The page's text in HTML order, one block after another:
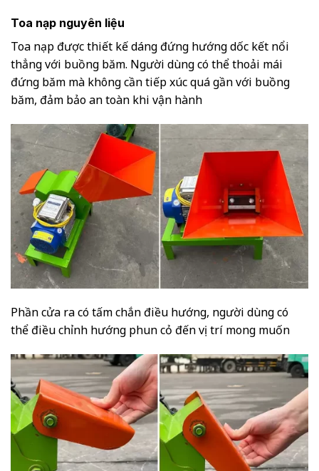
Toa nạp nguyên liệu
Toa nạp được thiết kế dáng đứng hướng dốc kết nổi
thẳng với buồng băm. Người dùng có thể thoải mái
đứng băm mà không cần tiếp xúc quá gần với buồng
băm, đảm bảo an toàn khi vận hành
Phần cửa ra có tấm chắn điều hướng, người dùng có
thể điều chỉnh hướng phun cỏ đến vị trí mong muốn